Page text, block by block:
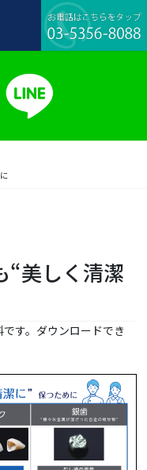
“美しく清潔
す。ダウンロードでき